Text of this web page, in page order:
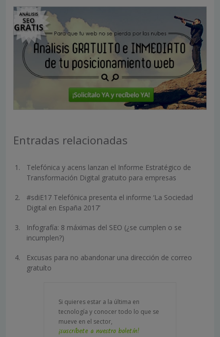
Entradas relacionadas
Telefónica y acens lanzan el Informe Estratégico de
Transformación Digital gratuito para empresas
#sdiE17 Telefónica presenta el informe ‘La Sociedad
Digital en España 2017’
Infografía: 8 máximas del SEO (¿se cumplen o se
incumplen?)
Excusas para no abandonar una dirección de correo
gratuíto
Si quieres estar a la última en
tecnología y conocer todo lo que se
mueve en el sector,
¡suscríbete a nuestro boletín!